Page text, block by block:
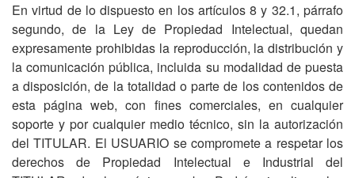
En virtud de lo dispuesto en los artículos 8 y 32.1, párrafo
segundo, de la Ley de Propiedad Intelectual, quedan
expresamente prohibidas la reproducción, la distribución y
la comunicación pública, incluida su modalidad de puesta
a disposición, de la totalidad o parte de los contenidos de
esta página web, con fines comerciales, en cualquier
soporte y por cualquier medio técnico, sin la autorización
del TITULAR. El USUARIO se compromete a respetar los
derechos de Propiedad Intelectual e Industrial del